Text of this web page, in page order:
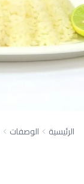
الرئيسية الوصفات